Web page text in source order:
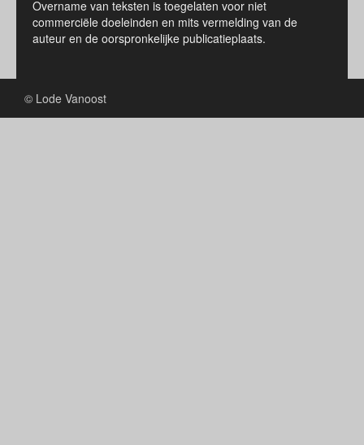
Overname van teksten is toegelaten voor niet
commerciële doeleinden en mits vermelding van de
auteur en de oorspronkelijke publicatieplaats.
© Lode Vanoost